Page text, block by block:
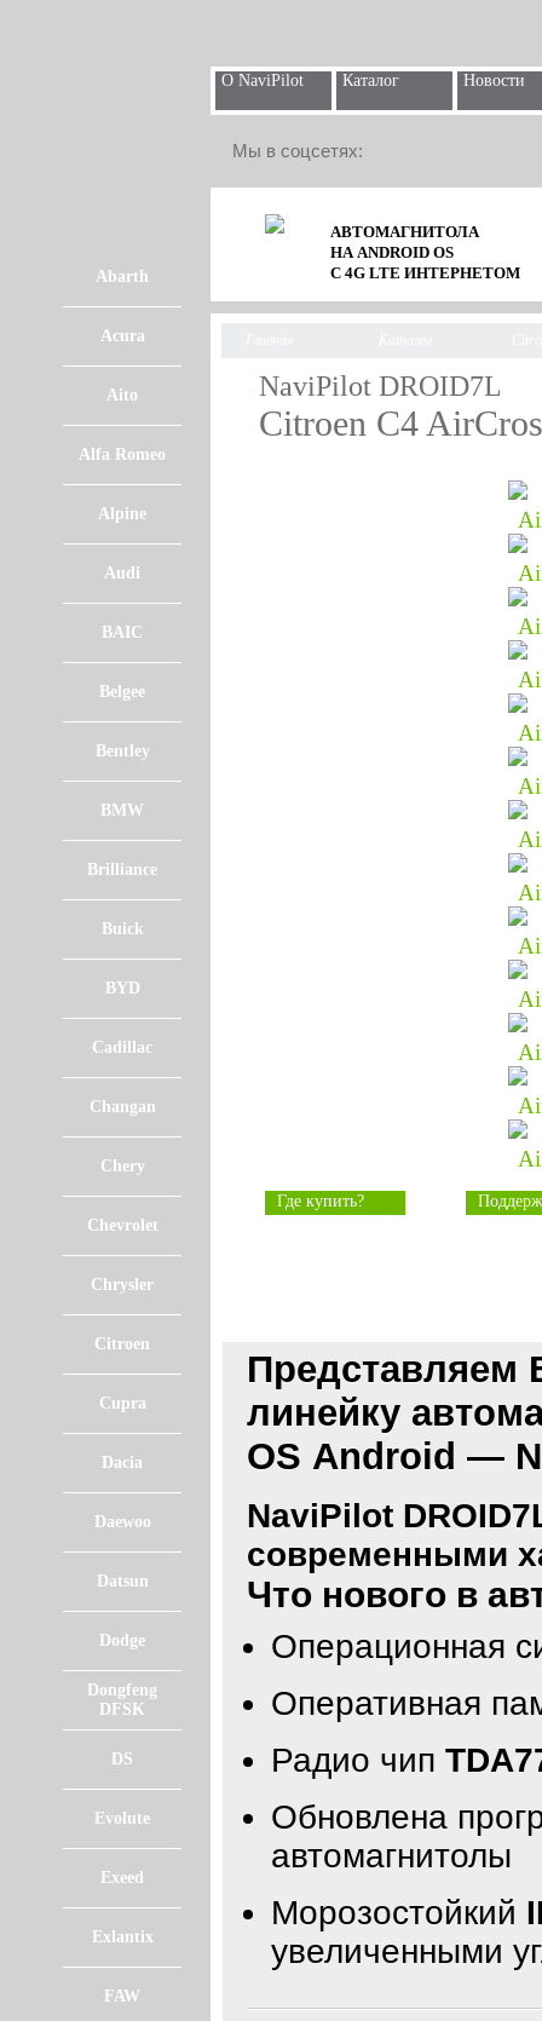
О NaviPilot Каталог Новости
Мы в соцсетях:
Abarth
Acura
Aito
Alfa Romeo
Alpine
Audi
BAIC
Belgee
Bentley
BMW
Brilliance
Buick
BYD
Cadillac
Changan
Chery
Chevrolet
Chrysler
Citroen
Cupra
Dacia
Daewoo
Datsun
Dodge
Dongfeng
DFSK
DS
Evolute
Exeed
Exlantix
FAW
АВТОМАГНИТОЛА
НА ANDROID OS
С 4G LTE ИНТЕРНЕТОМ
NaviPilot DROID7L
Citroen C4
Где купить?
линейку
OS Android —
NaviPilot
современными
Что нового в
Операционная
Оперативная
Радио чип
Обновлена
автомагнитолы
Морозостойкий
увеличенными